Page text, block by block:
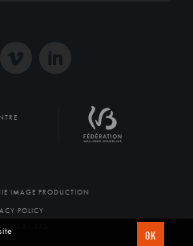
IMAGE PRODUCTION
POLICY
BY SFD
OK